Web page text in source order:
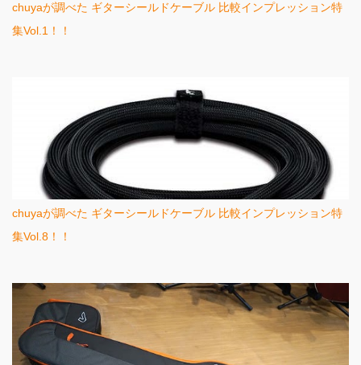
chuyaが調べた ギターシールドケーブル 比較インプレッション特
集Vol.1！！
chuyaが調べた ギターシールドケーブル 比較インプレッション特
集Vol.8！！